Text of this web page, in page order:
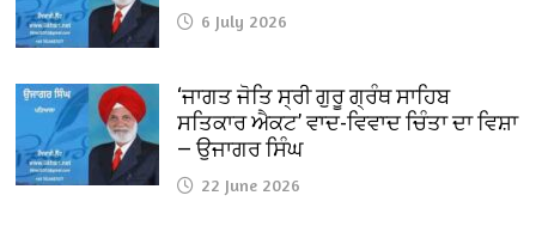
6 July 2026
‘ਜਾਗਤ ਜੋਤਿ ਸ੍ਰੀ ਗੁਰੂ ਗ੍ਰੰਥ ਸਾਹਿਬ
ਸਤਿਕਾਰ ਐਕਟ’ ਵਾਦ-ਵਿਵਾਦ ਚਿੰਤਾ ਦਾ ਵਿਸ਼ਾ
— ਉਜਾਗਰ ਸਿੰਘ
22 June 2026